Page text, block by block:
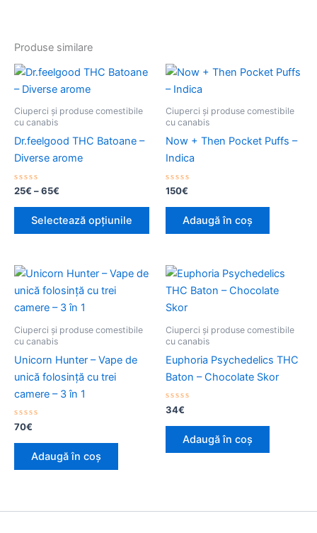
Produse similare
Ciuperci și produse comestibile
cu canabis
Dr.feelgood THC Batoane –
Diverse arome
Evaluat
0
25€ –65€
Interval
de
prețuri:
până
65€
Selectează opțiunile
Acest
produs
multe
variații.
Opțiunile
fi
produsului.
Ciuperci și produse comestibile
cu canabis
Now + Then Pocket Puffs –
Indica
Evaluat
0
150€
Adaugă în coș
Ciuperci și produse comestibile
cu canabis
Unicorn Hunter – Vape de
unică folosință cu trei
camere – 3 în 1
Evaluat
la
0
70€
Adaugă în coș
Ciuperci și produse comestibile
cu canabis
Euphoria Psychedelics THC
Baton – Chocolate Skor
Evaluat
0
34€
Adaugă în coș